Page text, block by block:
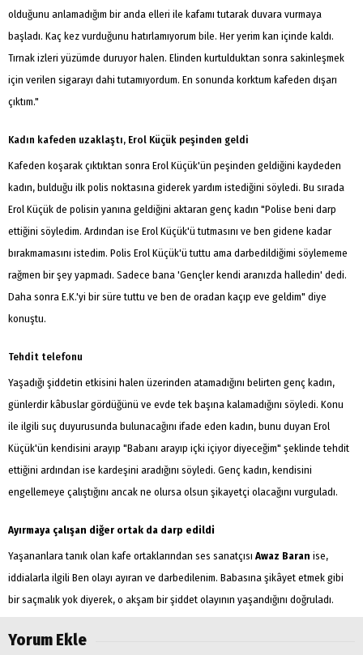
olduğunu anlamadığım bir anda elleri ile kafamı tutarak duvara vurmaya
başladı. Kaç kez vurduğunu hatırlamıyorum bile. Her yerim kan içinde kaldı.
Tırnak izleri yüzümde duruyor halen. Elinden kurtulduktan sonra sakinleşmek
için verilen sigarayı dahi tutamıyordum. En sonunda korktum kafeden dışarı
çıktım."
Kadın kafeden uzaklaştı, Erol Küçük peşinden geldi
Kafeden koşarak çıktıktan sonra Erol Küçük'ün peşinden geldiğini kaydeden
kadın, bulduğu ilk polis noktasına giderek yardım istediğini söyledi. Bu sırada
Erol Küçük de polisin yanına geldiğini aktaran genç kadın "Polise beni darp
ettiğini söyledim. Ardından ise Erol Küçük'ü tutmasını ve ben gidene kadar
bırakmamasını istedim. Polis Erol Küçük'ü tuttu ama darbedildiğimi söylememe
rağmen bir şey yapmadı. Sadece bana 'Gençler kendi aranızda halledin' dedi.
Daha sonra E.K.'yi bir süre tuttu ve ben de oradan kaçıp eve geldim" diye
konuştu.
Tehdit telefonu
Yaşadığı şiddetin etkisini halen üzerinden atamadığını belirten genç kadın,
günlerdir kâbuslar gördüğünü ve evde tek başına kalamadığını söyledi. Konu
ile ilgili suç duyurusunda bulunacağını ifade eden kadın, bunu duyan Erol
Küçük'ün kendisini arayıp "Babanı arayıp içki içiyor diyeceğim" şeklinde tehdit
ettiğini ardından ise kardeşini aradığını söyledi. Genç kadın, kendisini
engellemeye çalıştığını ancak ne olursa olsun şikayetçi olacağını vurguladı.
Ayırmaya çalışan diğer ortak da darp edildi
Yaşananlara tanık olan kafe ortaklarından ses sanatçısı Awaz Baran ise,
iddialarla ilgili Ben olayı ayıran ve darbedilenim. Babasına şikâyet etmek gibi
bir saçmalık yok diyerek, o akşam bir şiddet olayının yaşandığını doğruladı.
Yorum Ekle